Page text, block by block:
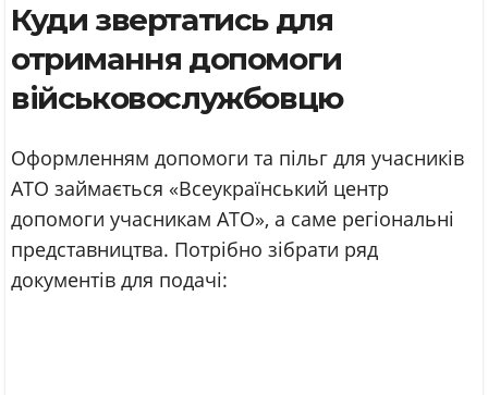
Куди звертатись для
отримання допомоги
військовослужбовцю
Оформленням допомоги та пільг для учасників
АТО займається «Всеукраїнський центр
допомоги учасникам АТО», а саме регіональні
представництва. Потрібно зібрати ряд
документів для подачі: